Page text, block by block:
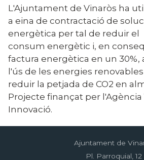
L'Ajuntament de Vinaròs ha
a eina de contractació de
energètica per tal de reduir el
consum energètic i, en
factura energètica en un
l'ús de les energies
reduir la petjada de CO2 en
Projecte finançat per l'Agència
Innovació.
Ajuntament de
Pl. Parroquial, 12